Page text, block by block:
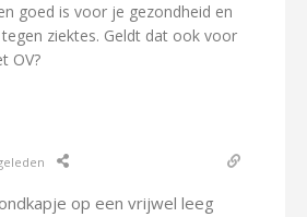
goed is voor je gezondheid en
ziektes. Geldt dat ook voor
OV?
op een vrijwel leeg